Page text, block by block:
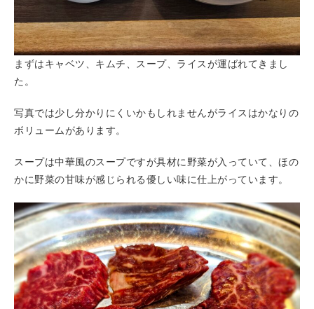
まずはキャベツ、キムチ、スープ、ライスが運ばれてきまし
た。
写真では少し分かりにくいかもしれませんがライスはかなりの
ボリュームがあります。
スープは中華風のスープですが具材に野菜が入っていて、ほの
かに野菜の甘味が感じられる優しい味に仕上がっています。